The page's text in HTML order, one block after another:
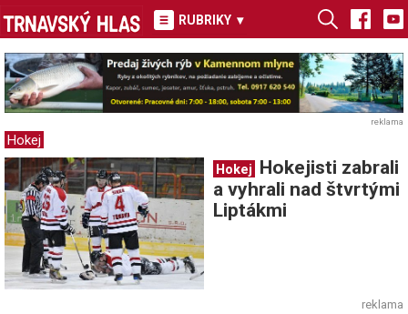
RUBRIKY ▾
reklama
Hokej
Hokej Hokejisti zabrali
a vyhrali nad štvrtými
Liptákmi
reklama